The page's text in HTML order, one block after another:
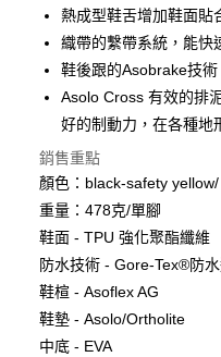
2.付款方式選擇「大哥付你
完成交易。
3.實際核准額度、可分期數及
4.訂單成立30分鐘內，如未
消。如遇「轉專審核」未通
無法說明評估內容。
1.分期款項不併入電信帳單，
醒簡訊。
2.透過簡訊連結打開帳單後，
【注意事項】
1.本服務係由「台灣大哥大股
用戶於交易時，得透過本服
款買賣價金債權讓與本公司後
2.基於同意付款使用「大哥付
相關說明
【關於「AFTEE先享後付」】
AFTEE先享後付是「在收到
便利好安心！
１．簡單：不需註冊會員、
３．安心：先確認商品／服
【「AFTEE先享後付」結帳流
１．於結帳方式選擇「
付」結帳頁面，進行簡訊認證
２．訂單成立數日內，您將收
３．收到繳費通知簡訊後14
／ATM／網路銀行／等多元
※ 請注意：結帳手續完成當
先享後付繳納相關費用。
※ 交易是否成功請以「
ATM付款
貨到付款
運送方式
宅配
每筆NT$100，滿NT$799(
付款後門市自取
免運費
貨到付款
熱成型鞋舌增加鞋面貼
織帶的繫帶系統，能快
鞋後跟的Asobrake技
Asolo Cross 有效的排
好的制動力，在各種地
銷售重點
顏色：black-safety
重量：478克/單腳
鞋面 - TPU 強化聚酯纖維
防水技術 - Gore-Tex®防
鞋楦 - Asoflex AG
鞋墊 - Asolo/Ortholite
中底 - EVA